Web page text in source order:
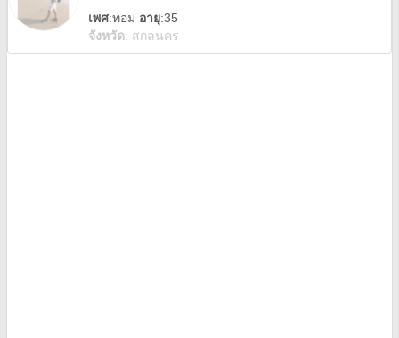
เพศ:ทอม อายุ:35
จังหวัด: สกลนคร